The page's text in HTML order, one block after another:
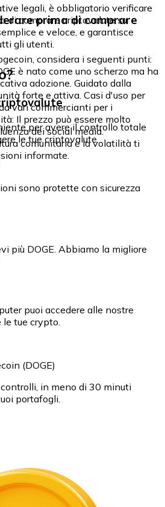
legali, è obbligatorio verificare
di comprare criptovalute su
e veloce, e garantisce
gli utenti.
prima di comprare
considera i seguenti punti:
è nato come uno scherzo ma ha
adozione. Guidato dalla
forte e attiva. Casi d'uso per
vari commercianti per i
Il prezzo può essere molto
dei social media.
comunitaria e la volatilità ti
informate.
per avere il controllo totale
le tue criptovalute.
sono protette con sicurezza
più DOGE. Abbiamo la migliore
puoi accedere alle nostre
tue crypto.
(DOGE)
in meno di 30 minuti
portafogli.